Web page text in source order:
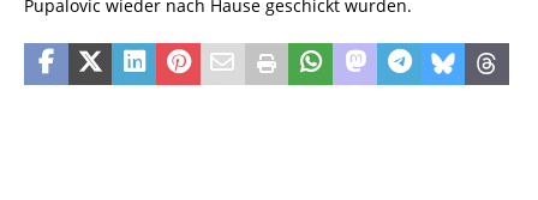
Pupalovic wieder nach Hause geschickt wurden.